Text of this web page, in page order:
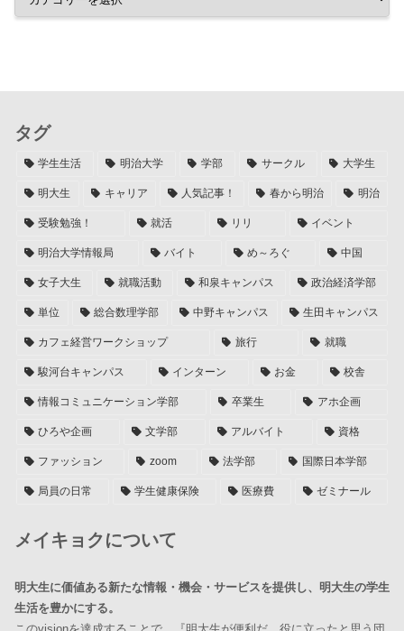
タグ
学生生活 明治大学 学部 サークル 大学生
明大生 キャリア 人気記事！ 春から明治 明治
受験勉強！ 就活 リリ イベント
明治大学情報局 バイト め～ろぐ 中国
女子大生 就職活動 和泉キャンパス 政治経済学部
単位 総合数理学部 中野キャンパス 生田キャンパス
カフェ経営ワークショップ 旅行 就職
駿河台キャンパス インターン お金 校舎
情報コミュニケーション学部 卒業生 アホ企画
ひろや企画 文学部 アルバイト 資格
ファッション zoom 法学部 国際日本学部
局員の日常 学生健康保険 医療費 ゼミナール
メイキョクについて
明大生に価値ある新たな情報・機会・サービスを提供し、明大生の学生
生活を豊かにする。